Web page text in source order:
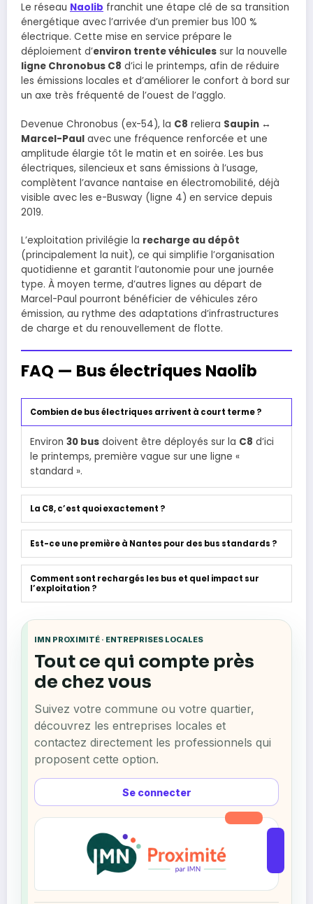
Le réseau Naolib franchit une étape clé de sa transition
énergétique avec l’arrivée d’un premier bus 100 %
électrique. Cette mise en service prépare le
déploiement d’environ trente véhicules sur la nouvelle
ligne Chronobus C8 d’ici le printemps, afin de réduire
les émissions locales et d’améliorer le confort à bord sur
un axe très fréquenté de l’ouest de l’agglo.
Devenue Chronobus (ex-54), la C8 reliera Saupin ↔
Marcel-Paul avec une fréquence renforcée et une
amplitude élargie tôt le matin et en soirée. Les bus
électriques, silencieux et sans émissions à l’usage,
complètent l’avance nantaise en électromobilité, déjà
visible avec les e-Busway (ligne 4) en service depuis
2019.
L’exploitation privilégie la recharge au dépôt
(principalement la nuit), ce qui simplifie l’organisation
quotidienne et garantit l’autonomie pour une journée
type. À moyen terme, d’autres lignes au départ de
Marcel-Paul pourront bénéficier de véhicules zéro
émission, au rythme des adaptations d’infrastructures
de charge et du renouvellement de flotte.
FAQ — Bus électriques Naolib
Combien de bus électriques arrivent à court terme ?
Environ 30 bus doivent être déployés sur la C8 d’ici
le printemps, première vague sur une ligne «
standard ».
La C8, c’est quoi exactement ?
Est-ce une première à Nantes pour des bus standards ?
Comment sont rechargés les bus et quel impact sur
l’exploitation ?
IMN PROXIMITÉ · ENTREPRISES LOCALES
Se connecter
Tout ce qui compte près
de chez vous
Suivez votre commune ou votre quartier,
découvrez les entreprises locales et
contactez directement les professionnels qui
proposent cette option.